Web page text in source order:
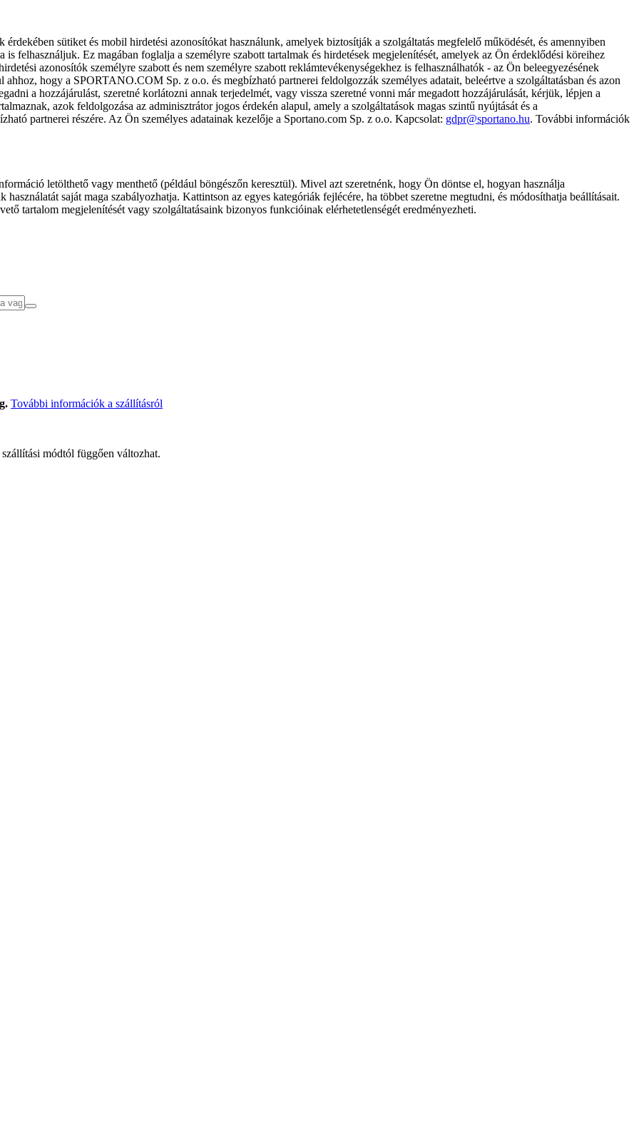
sütiket és mobil hirdetési azonosítókat használunk, amelyek biztosítják a szolgáltatás megfelelő működését, és amennyiben
is felhasználjuk. Ez magában foglalja a személyre szabott tartalmak és hirdetések megjelenítését, amelyek az Ön érdeklődési köreihez
azonosítók személyre szabott és nem személyre szabott reklámtevékenységekhez is felhasználhatók - az Ön beleegyezésének
hogy a SPORTANO.COM Sp. z o.o. és megbízható partnerei feldolgozzák személyes adatait, beleértve a szolgáltatásban és azon
a hozzájárulást, szeretné korlátozni annak terjedelmét, vagy vissza szeretné vonni már megadott hozzájárulását, kérjük, lépjen a
azok feldolgozása az adminisztrátor jogos érdekén alapul, amely a szolgáltatások magas szintű nyújtását és a
partnerei részére. Az Ön személyes adatainak kezelője a Sportano.com Sp. z o.o. Kapcsolat: gdpr@sportano.hu. További információk
letölthető vagy menthető (például böngészőn keresztül). Mivel azt szeretnénk, hogy Ön döntse el, hogyan használja
saját maga szabályozhatja. Kattintson az egyes kategóriák fejlécére, ha többet szeretne megtudni, és módosíthatja beállításait.
tartalom megjelenítését vagy szolgáltatásaink bizonyos funkcióinak elérhetetlenségét eredményezheti.
További információk a szállításról
módtól függően változhat.